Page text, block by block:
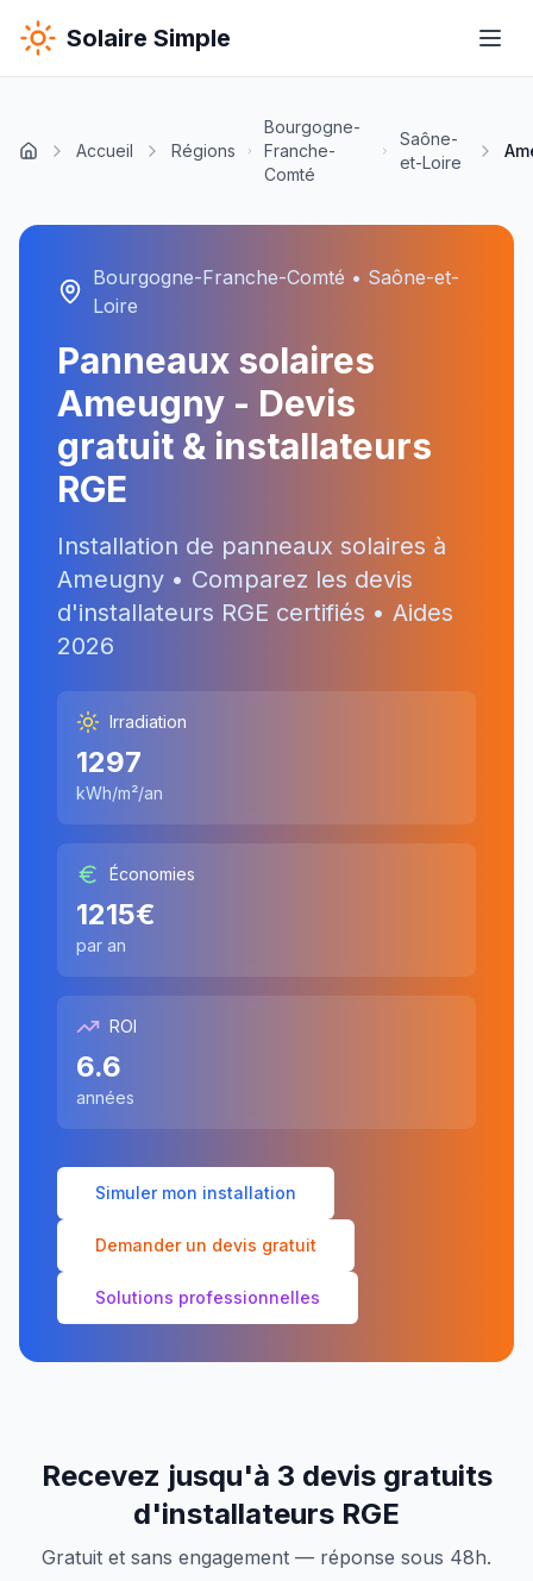
Solaire Simple
Accueil Régions
Bourgogne-
Franche-
Comté
Saône-
et-Loire
Bourgogne-Franche-Comté • Saône-et-
Loire
Panneaux solaires
Ameugny - Devis
gratuit & installateurs
RGE
Installation de panneaux solaires à
Ameugny • Comparez les devis
d'installateurs RGE certifiés • Aides
2026
Irradiation
1297
kWh/m²/an
Économies
1215€
par an
ROI
6.6
années
Simuler mon installation
Demander un devis gratuit
Solutions professionnelles
Recevez jusqu'à 3 devis gratuits
d'installateurs RGE
Gratuit et sans engagement — réponse sous 48h.